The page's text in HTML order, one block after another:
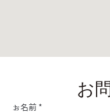
お
お名前 *